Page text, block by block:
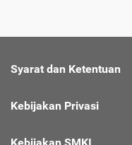
Syarat dan Ketentuan
Kebijakan Privasi